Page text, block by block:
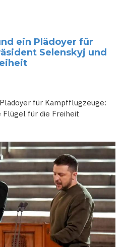
ein Plädoyer für
Selenskyj und
für Kampfflugzeuge:
Flügel für die Freiheit